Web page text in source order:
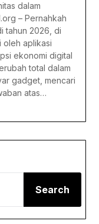
dalam
– Pernahkah
tahun 2026, di
oleh aplikasi
ekonomi digital
total dalam
gadget, mencari
atas…
Search